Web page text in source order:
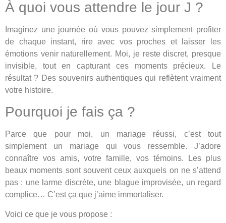
À quoi vous attendre le jour J ?
Imaginez une journée où vous pouvez simplement profiter
de chaque instant, rire avec vos proches et laisser les
émotions venir naturellement. Moi, je reste discret, presque
invisible, tout en capturant ces moments précieux. Le
résultat ? Des souvenirs authentiques qui reflètent vraiment
votre histoire.
Pourquoi je fais ça ?
Parce que pour moi, un mariage réussi, c’est tout
simplement un mariage qui vous ressemble. J’adore
connaître vos amis, votre famille, vos témoins. Les plus
beaux moments sont souvent ceux auxquels on ne s’attend
pas : une larme discrète, une blague improvisée, un regard
complice… C’est ça que j’aime immortaliser.
Voici ce que je vous propose :